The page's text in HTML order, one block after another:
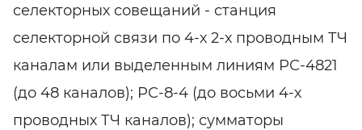
селекторных совещаний - станция
селекторной связи по 4-х 2-х проводным ТЧ
каналам или выделенным линиям РС-4821
(до 48 каналов); РС-8-4 (до восьми 4-х
проводных ТЧ каналов); сумматоры